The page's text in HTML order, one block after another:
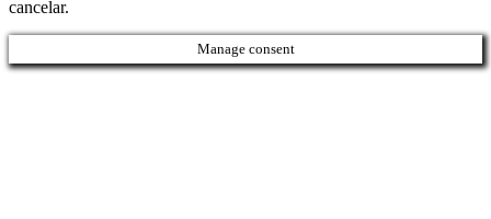
cancelar.
Manage consent